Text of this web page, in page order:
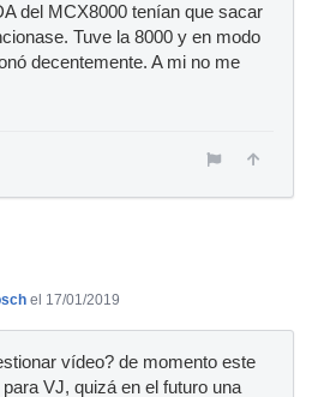
del MCX8000 tenían que sacar
Tuve la 8000 y en modo
decentemente. A mi no me
el 17/01/2019
vídeo? de momento este
VJ, quizá en el futuro una